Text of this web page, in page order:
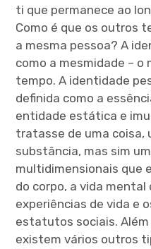
ti que permanece ao
Como é que os outros
a mesma pessoa? A
como a mesmidade – o
tempo. A identidade
definida como a
entidade estática e
tratasse de uma coisa,
substância, mas sim
multidimensionais que
do corpo, a vida mental
experiências de vida e
estatutos sociais.
existem vários outros